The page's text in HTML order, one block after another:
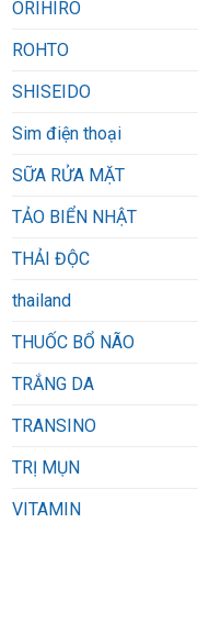
ORIHIRO
ROHTO
SHISEIDO
Sim điện thoại
SỮA RỬA MẶT
TẢO BIỂN NHẬT
THẢI ĐỘC
thailand
THUỐC BỔ NÃO
TRẮNG DA
TRANSINO
TRỊ MỤN
VITAMIN